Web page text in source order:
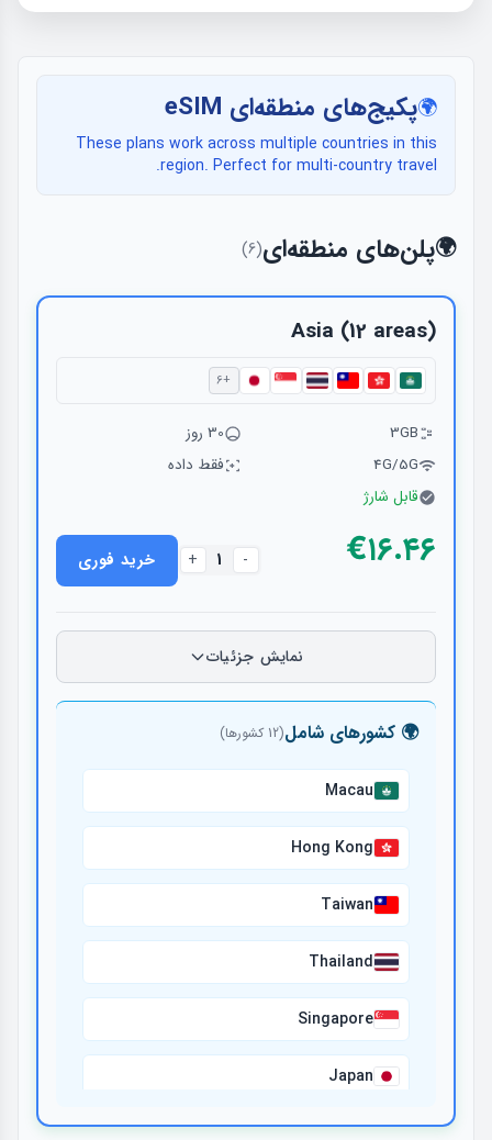
🌍پكيج‌های منطقه‌ای eSIM
These plans work across multiple countries in this
region. Perfect for multi-country travel.
🌍پلن‌های منطقه‌ای(6)
Asia (12 areas)
+6
3GB
30 روز
4G/5G
فقط داده
قابل شارژ
€۱۶.۴۶ -
1
+ خرید فوری
نمایش جزئیات
🌍 کشورهای شامل(12 کشورها)
Macau
Hong Kong
Taiwan
Thailand
Singapore
Japan
South Korea